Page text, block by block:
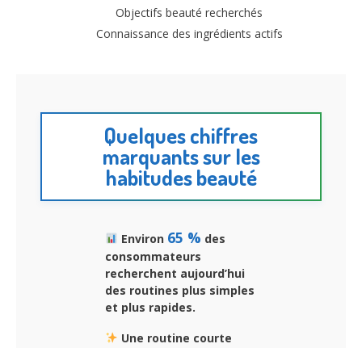
Objectifs beauté recherchés
Connaissance des ingrédients actifs
Quelques chiffres
marquants sur les
habitudes beauté
Environ 65 % des
consommateurs
recherchent aujourd’hui
des routines plus simples
et plus rapides.
Une routine courte